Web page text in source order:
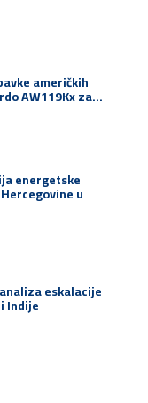
američkih
AW119Kx za…
energetske
u
eskalacije
Indije